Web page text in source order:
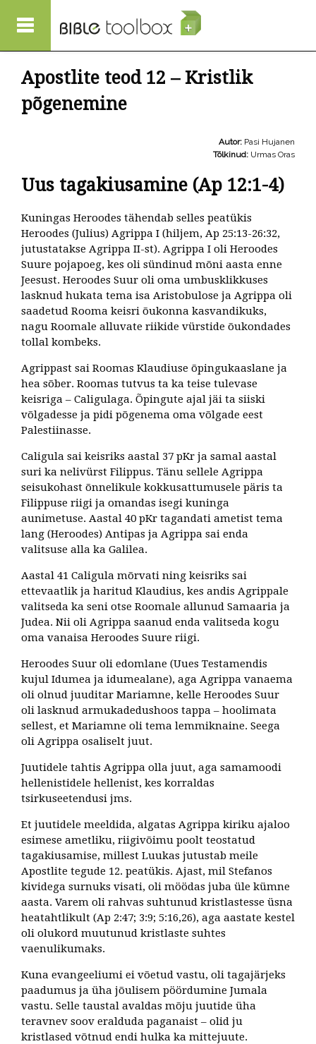
Apostlite teod 12 – Kristlik
põgenemine
Autor: Pasi Hujanen
Tõlkinud: Urmas Oras
Uus tagakiusamine (Ap 12:1-4)
Kuningas Heroodes tähendab selles peatükis
Heroodes (Julius) Agrippa I (hiljem, Ap 25:13-26:32,
jutustatakse Agrippa II-st). Agrippa I oli Heroodes
Suure pojapoeg, kes oli sündinud mõni aasta enne
Jeesust. Heroodes Suur oli oma umbusklikkuses
lasknud hukata tema isa Aristobulose ja Agrippa oli
saadetud Rooma keisri õukonna kasvandikuks,
nagu Roomale alluvate riikide vürstide õukondades
tollal kombeks.
Agrippast sai Roomas Klaudiuse õpingukaaslane ja
hea sõber. Roomas tutvus ta ka teise tulevase
keisriga – Caligulaga. Õpingute ajal jäi ta siiski
võlgadesse ja pidi põgenema oma võlgade eest
Palestiinasse.
Caligula sai keisriks aastal 37 pKr ja samal aastal
suri ka nelivürst Filippus. Tänu sellele Agrippa
seisukohast õnnelikule kokkusattumusele päris ta
Filippuse riigi ja omandas isegi kuninga
aunimetuse. Aastal 40 pKr tagandati ametist tema
lang (Heroodes) Antipas ja Agrippa sai enda
valitsuse alla ka Galilea.
Aastal 41 Caligula mõrvati ning keisriks sai
ettevaatlik ja haritud Klaudius, kes andis Agrippale
valitseda ka seni otse Roomale allunud Samaaria ja
Judea. Nii oli Agrippa saanud enda valitseda kogu
oma vanaisa Heroodes Suure riigi.
Heroodes Suur oli edomlane (Uues Testamendis
kujul Idumea ja idumealane), aga Agrippa vanaema
oli olnud juuditar Mariamne, kelle Heroodes Suur
oli lasknud armukadedushoos tappa – hoolimata
sellest, et Mariamne oli tema lemmiknaine. Seega
oli Agrippa osaliselt juut.
Juutidele tahtis Agrippa olla juut, aga samamoodi
hellenistidele hellenist, kes korraldas
tsirkuseetendusi jms.
Et juutidele meeldida, algatas Agrippa kiriku ajaloo
esimese ametliku, riigivõimu poolt teostatud
tagakiusamise, millest Luukas jutustab meile
Apostlite tegude 12. peatükis. Ajast, mil Stefanos
kividega surnuks visati, oli möödas juba üle kümne
aasta. Varem oli rahvas suhtunud kristlastesse üsna
heatahtlikult (Ap 2:47; 3:9; 5:16,26), aga aastate kestel
oli olukord muutunud kristlaste suhtes
vaenulikumaks.
Kuna evangeeliumi ei võetud vastu, oli tagajärjeks
paadumus ja üha jõulisem pöördumine Jumala
vastu. Selle taustal avaldas mõju juutide üha
teravnev soov eralduda paganaist – olid ju
kristlased võtnud endi hulka ka mittejuute.